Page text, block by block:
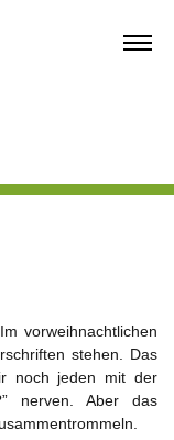
vorweihnachtlichen
stehen. Das
noch jeden mit der
nerven. Aber das